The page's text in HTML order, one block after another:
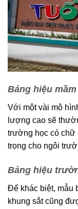
Bảng hiệu
Với một vài mô
lượng cao sẽ
trường học có chữ
trọng cho ngôi
Bảng hiệu
Để khác biệt, mẫu
khung sắt cũng